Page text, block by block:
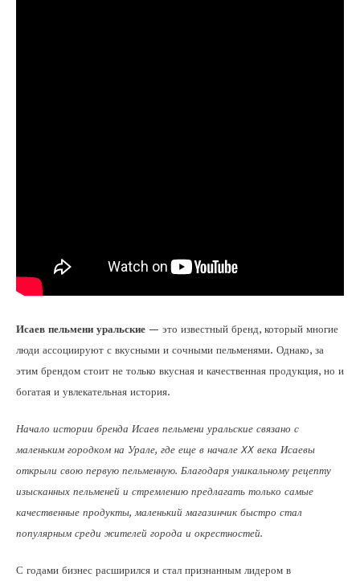
Исаев пельмени уральские — это известный бренд, который многие
люди ассоциируют с вкусными и сочными пельменями. Однако, за
этим брендом стоит не только вкусная и качественная продукция, но и
богатая и увлекательная история.
Начало истории бренда Исаев пельмени уральские связано с
маленьким городком на Урале, где еще в начале XX века Исаевы
открыли свою первую пельменную. Благодаря уникальному рецепту
изысканных пельменей и стремлению предлагать только самые
качественные продукты, маленький магазинчик быстро стал
популярным среди жителей города и окрестностей.
С годами бизнес расширился и стал признанным лидером в